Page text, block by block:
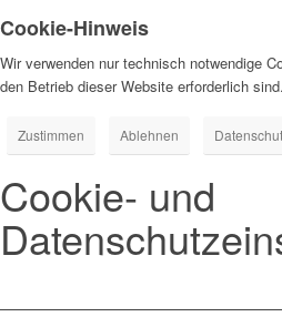
Cookie-Hinweis
Wir verwenden nur technisch notwendige
den Betrieb dieser Website erforderlich sind.
Zustimmen Ablehnen
Cookie- und